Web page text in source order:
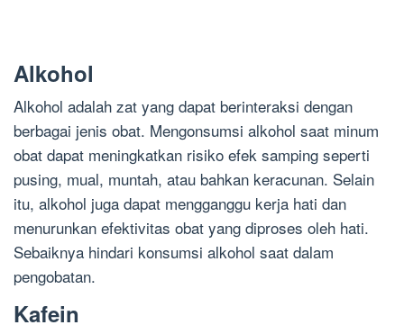
Alkohol
Alkohol adalah zat yang dapat berinteraksi dengan
berbagai jenis obat. Mengonsumsi alkohol saat minum
obat dapat meningkatkan risiko efek samping seperti
pusing, mual, muntah, atau bahkan keracunan. Selain
itu, alkohol juga dapat mengganggu kerja hati dan
menurunkan efektivitas obat yang diproses oleh hati.
Sebaiknya hindari konsumsi alkohol saat dalam
pengobatan.
Kafein